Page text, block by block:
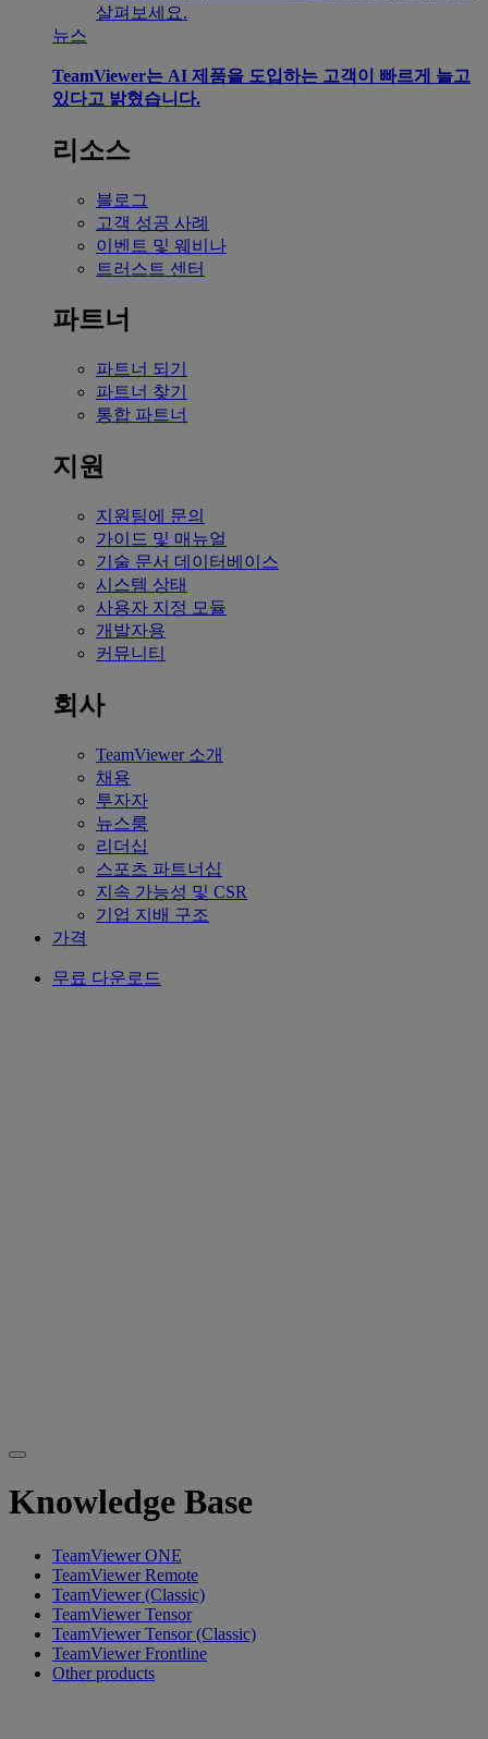
살펴보세요.
뉴스
TeamViewer는 AI 제품을 도입하는 고객이 빠르게 늘고
있다고 밝혔습니다.
리소스
블로그
고객 성공 사례
이벤트 및 웨비나
트러스트 센터
파트너
파트너 되기
파트너 찾기
통합 파트너
지원
지원팀에 문의
가이드 및 매뉴얼
기술 문서 데이터베이스
시스템 상태
사용자 지정 모듈
개발자용
커뮤니티
회사
TeamViewer 소개
채용
투자자
뉴스룸
리더십
스포츠 파트너십
지속 가능성 및 CSR
기업 지배 구조
가격
무료 다운로드
Knowledge Base
TeamViewer ONE
TeamViewer Remote
TeamViewer (Classic)
TeamViewer Tensor
TeamViewer Tensor (Classic)
TeamViewer Frontline
Other products